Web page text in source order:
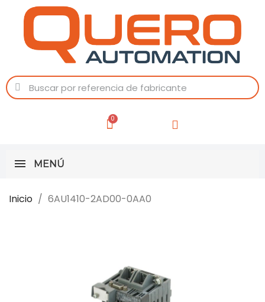
MENÚ
Inicio 6AU1410-2AD00-0AA0